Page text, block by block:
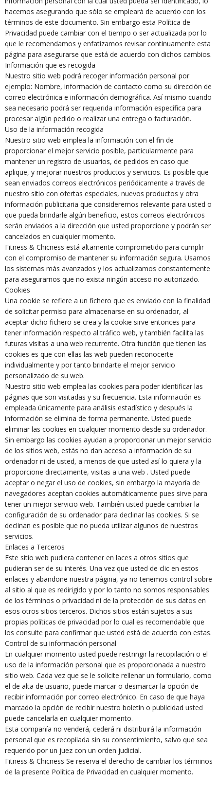
hacemos asegurando que sólo se empleará de acuerdo con los
términos de este documento. Sin embargo esta Política de
Privacidad puede cambiar con el tiempo o ser actualizada por lo
que le recomendamos y enfatizamos revisar continuamente esta
página para asegurarse que está de acuerdo con dichos cambios.
Información que es recogida
Nuestro sitio web podrá recoger información personal por
ejemplo: Nombre, información de contacto como su dirección de
correo electrónica e información demográfica. Así mismo cuando
sea necesario podrá ser requerida información específica para
procesar algún pedido o realizar una entrega o facturación.
Uso de la información recogida
Nuestro sitio web emplea la información con el fin de
proporcionar el mejor servicio posible, particularmente para
mantener un registro de usuarios, de pedidos en caso que
aplique, y mejorar nuestros productos y servicios. Es posible que
sean enviados correos electrónicos periódicamente a través de
nuestro sitio con ofertas especiales, nuevos productos y otra
información publicitaria que consideremos relevante para usted o
que pueda brindarle algún beneficio, estos correos electrónicos
serán enviados a la dirección que usted proporcione y podrán ser
cancelados en cualquier momento.
Fitness & Chicness está altamente comprometido para cumplir
con el compromiso de mantener su información segura. Usamos
los sistemas más avanzados y los actualizamos constantemente
para asegurarnos que no exista ningún acceso no autorizado.
Cookies
Una cookie se refiere a un fichero que es enviado con la finalidad
de solicitar permiso para almacenarse en su ordenador, al
aceptar dicho fichero se crea y la cookie sirve entonces para
tener información respecto al tráfico web, y también facilita las
futuras visitas a una web recurrente. Otra función que tienen las
cookies es que con ellas las web pueden reconocerte
individualmente y por tanto brindarte el mejor servicio
personalizado de su web.
Nuestro sitio web emplea las cookies para poder identificar las
páginas que son visitadas y su frecuencia. Esta información es
empleada únicamente para análisis estadístico y después la
información se elimina de forma permanente. Usted puede
eliminar las cookies en cualquier momento desde su ordenador.
Sin embargo las cookies ayudan a proporcionar un mejor servicio
de los sitios web, estás no dan acceso a información de su
ordenador ni de usted, a menos de que usted así lo quiera y la
proporcione directamente, visitas a una web . Usted puede
aceptar o negar el uso de cookies, sin embargo la mayoría de
navegadores aceptan cookies automáticamente pues sirve para
tener un mejor servicio web. También usted puede cambiar la
configuración de su ordenador para declinar las cookies. Si se
declinan es posible que no pueda utilizar algunos de nuestros
servicios.
Enlaces a Terceros
Este sitio web pudiera contener en laces a otros sitios que
pudieran ser de su interés. Una vez que usted de clic en estos
enlaces y abandone nuestra página, ya no tenemos control sobre
al sitio al que es redirigido y por lo tanto no somos responsables
de los términos o privacidad ni de la protección de sus datos en
esos otros sitios terceros. Dichos sitios están sujetos a sus
propias políticas de privacidad por lo cual es recomendable que
los consulte para confirmar que usted está de acuerdo con estas.
Control de su información personal
En cualquier momento usted puede restringir la recopilación o el
uso de la información personal que es proporcionada a nuestro
sitio web. Cada vez que se le solicite rellenar un formulario, como
el de alta de usuario, puede marcar o desmarcar la opción de
recibir información por correo electrónico. En caso de que haya
marcado la opción de recibir nuestro boletín o publicidad usted
puede cancelarla en cualquier momento.
Esta compañía no venderá, cederá ni distribuirá la información
personal que es recopilada sin su consentimiento, salvo que sea
requerido por un juez con un orden judicial.
Fitness & Chicness Se reserva el derecho de cambiar los términos
de la presente Política de Privacidad en cualquier momento.